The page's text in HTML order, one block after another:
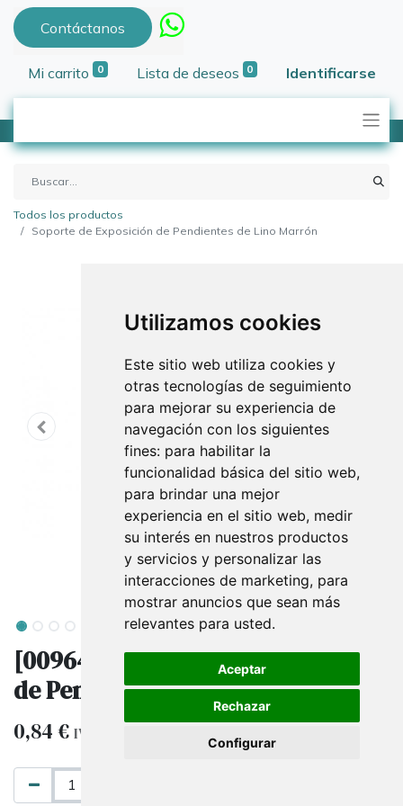
Utilizamos cookies
Este sitio web utiliza cookies y
otras tecnologías de seguimiento
para mejorar su experiencia de
navegación con los siguientes
fines: para habilitar la
funcionalidad básica del sitio web,
para brindar una mejor
experiencia en el sitio web, medir
su interés en nuestros productos
y servicios y personalizar las
interacciones de marketing, para
mostrar anuncios que sean más
relevantes para usted.
Aceptar
Rechazar
Configurar
Contáctanos
Mi carrito 0 Lista de deseos 0 Identificarse
Todos los productos
Soporte de Exposición de Pendientes de Lino Marrón
[009644] Soporte de Exposición
de Pendientes de Lino Marrón
0,84€ IVA excluido 1,20€